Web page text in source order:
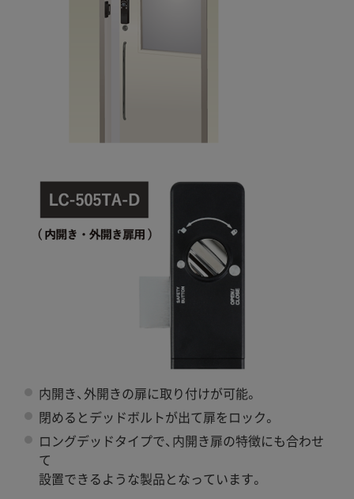
内開き、外開きの扉に取り付けが可能。
閉めるとデッドボルトが出て扉をロック。
ロングデッドタイプで、内開き扉の特徴にも合わせ
て
設置できるような製品となっています。